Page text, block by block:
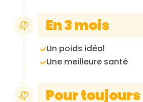
En 3 mois
Un poids idéal
Une meilleure santé
Pour toujours